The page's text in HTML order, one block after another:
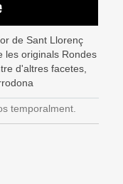
de Sant Llorenç
les originals Rondes
d'altres facetes,
temporalment.